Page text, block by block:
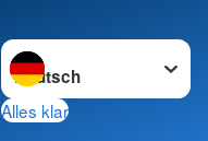
Sprache wechseln zu
Alles klar